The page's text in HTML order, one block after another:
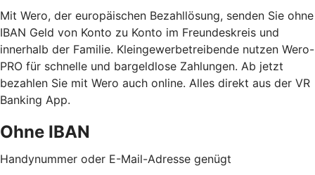
Mit Wero, der europäischen Bezahllösung, senden Sie ohne
IBAN Geld von Konto zu Konto im Freundeskreis und
innerhalb der Familie. Kleingewerbetreibende nutzen Wero-
PRO für schnelle und bargeldlose Zahlungen. Ab jetzt
bezahlen Sie mit Wero auch online. Alles direkt aus der VR
Banking App.
Ohne IBAN
Handynummer oder E-Mail-Adresse genügt